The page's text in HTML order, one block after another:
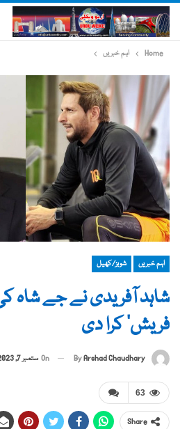
Home اہم خبریں
اہم خبریں شوبز/کھیل
شاہد آفریدی نے جے شاہ
فریش‘ کرا دی
ByArshad Chaudhary
On ستمبر 7, 2023
63
Share